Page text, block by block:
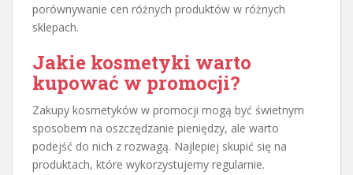
porównywanie cen różnych produktów w różnych
sklepach.
Jakie kosmetyki warto
kupować w promocji?
Zakupy kosmetyków w promocji mogą być świetnym
sposobem na oszczędzanie pieniędzy, ale warto
podejść do nich z rozwagą. Najlepiej skupić się na
produktach, które wykorzystujemy regularnie.